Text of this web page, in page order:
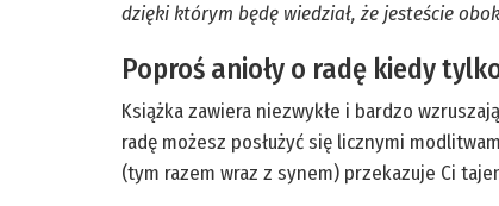
dzięki którym będę wiedział, że jesteście
Poproś anioły o radę kiedy
Książka zawiera niezwykłe i bardzo
radę możesz posłużyć się licznymi
(tym razem wraz z synem) przekazuje Ci